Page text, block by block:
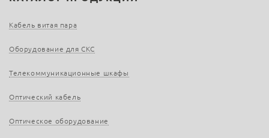
Кабель витая пара
Оборудование для СКС
Телекоммуникационные шкафы
Оптический кабель
Оптическое оборудование